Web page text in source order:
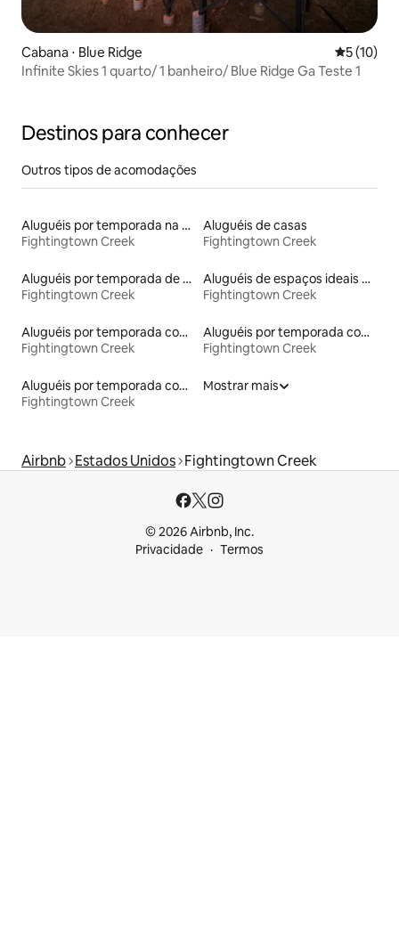
Cabana ⋅ Blue Ridge 5 de uma
5 (10)
Infinite Skies 1 quarto/ 1 banheiro/ Blue Ridge Ga Teste 1
Destinos para conhecer
Outros tipos de acomodações
Aluguéis por temporada na orla
Fightingtown Creek
Aluguéis de casas
Fightingtown Creek
Aluguéis por temporada de acomodações de luxo
Fightingtown Creek
Aluguéis de espaços ideais para famílias
Fightingtown Creek
Aluguéis por temporada com banheira de hidromassagem
Fightingtown Creek
Aluguéis por temporada com acesso ao lago
Fightingtown Creek
Aluguéis por temporada com caiaque
Fightingtown Creek
Mostrar mais
Airbnb Estados Unidos Fightingtown Creek
© 2026 Airbnb, Inc.
Privacidade
Termos